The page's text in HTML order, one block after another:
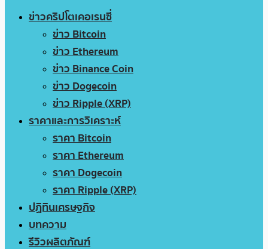
ข่าวคริปโตเคอเรนซี่
ข่าว Bitcoin
ข่าว Ethereum
ข่าว Binance Coin
ข่าว Dogecoin
ข่าว Ripple (XRP)
ราคาและการวิเคราะห์
ราคา Bitcoin
ราคา Ethereum
ราคา Dogecoin
ราคา Ripple (XRP)
ปฏิทินเศรษฐกิจ
บทความ
รีวิวผลิตภัณฑ์